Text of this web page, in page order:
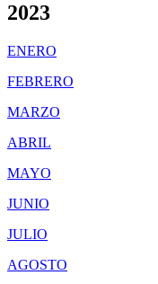
2023
ENERO
FEBRERO
MARZO
ABRIL
MAYO
JUNIO
JULIO
AGOSTO